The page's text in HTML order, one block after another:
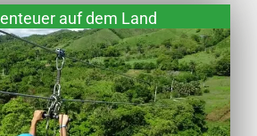
auf dem Land